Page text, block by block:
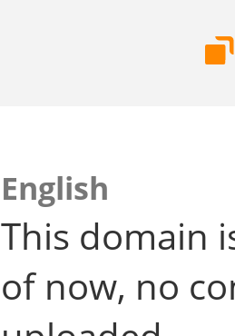
English
This domain
of now, no